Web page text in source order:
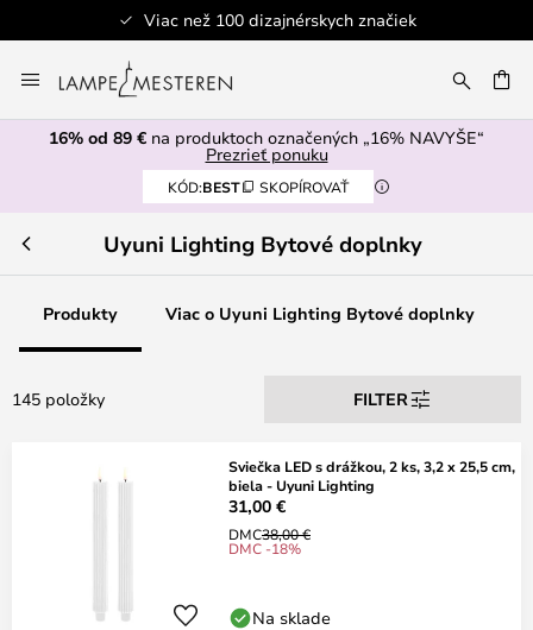
značiek
to
Content
16% od 89 € na produktoch označených „16% NAVYŠE“
Prezrieť ponuku
KÓD:BEST SKOPÍROVAŤ
Uyuni Lighting Bytové doplnky
Produkty Viac o Uyuni Lighting Bytové doplnky
145 položky FILTER
Sviečka LED s drážkou, 2 ks, 3,2 x 25,5 cm,
biela - Uyuni Lighting
31,00 €
DMC38,00 €
DMC -18%
Na sklade